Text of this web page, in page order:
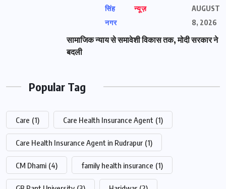
सिंह
नगर
न्यूज़
AUGUST
8, 2026
सामाजिक न्याय से समावेशी विकास तक, मोदी सरकार ने
बदली
Popular Tag
Care (1) Care Health Insurance Agent (1)
Care Health Insurance Agent in Rudrapur (1)
CM Dhami (4) family health insurance (1)